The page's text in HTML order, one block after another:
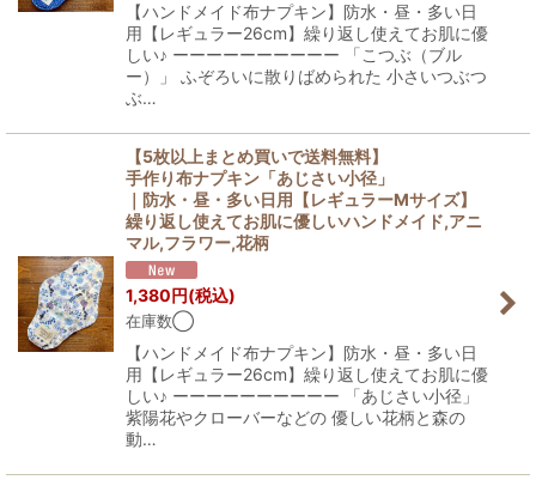
【ハンドメイド布ナプキン】防水・昼・多い日
用【レギュラー26cm】繰り返し使えてお肌に優
しい♪ ーーーーーーーーーー 「こつぶ（ブル
ー）」 ふぞろいに散りばめられた 小さいつぶつ
ぶ…
【5枚以上まとめ買いで送料無料】
手作り布ナプキン「あじさい小径」
｜防水・昼・多い日用【レギュラーMサイズ】
繰り返し使えてお肌に優しいハンドメイド,アニ
マル,フラワー,花柄
1,380円(税込)
在庫数◯
【ハンドメイド布ナプキン】防水・昼・多い日
用【レギュラー26cm】繰り返し使えてお肌に優
しい♪ ーーーーーーーーーー 「あじさい小径」
紫陽花やクローバーなどの 優しい花柄と森の
動…